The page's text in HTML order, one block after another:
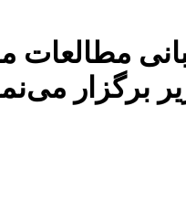
مطالعات
برگزار